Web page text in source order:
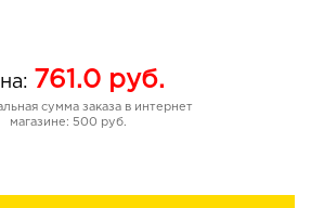
761.0руб.
сумма заказа в интернет
магазине: 500 руб.